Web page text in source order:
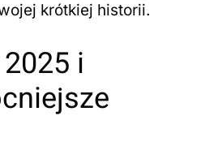
krótkiej historii.
i